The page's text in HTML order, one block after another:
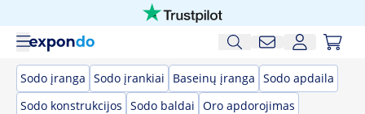
Sodo įranga Sodo įrankiai Baseinų įranga Sodo apdaila
Sodo konstrukcijos Sodo baldai Oro apdorojimas